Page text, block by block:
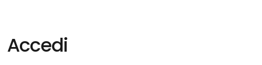
Novità
Accedi